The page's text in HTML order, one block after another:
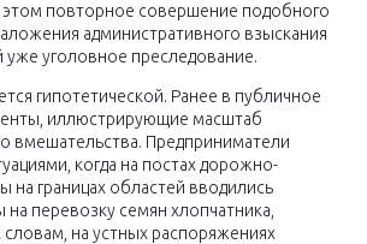
этом повторное совершение подобного
административного взыскания
уже уголовное преследование.
гипотетической. Ранее в публичное
иллюстрирующие масштаб
вмешательства. Предприниматели
когда на постах дорожно-
на границах областей вводились
на перевозку семян хлопчатника,
на устных распоряжениях